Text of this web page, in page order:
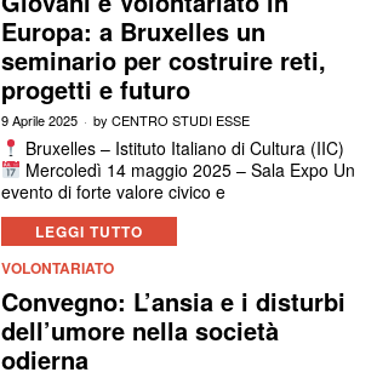
Europa: a Bruxelles un
seminario per costruire reti,
progetti e futuro
9 Aprile 2025 byCENTRO STUDI ESSE
Bruxelles – Istituto Italiano di Cultura (IIC)
Mercoledì 14 maggio 2025 – Sala Expo Un
evento di forte valore civico e
LEGGI TUTTO
VOLONTARIATO
Convegno: L’ansia e i disturbi
dell’umore nella società
odierna